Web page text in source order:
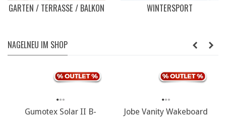
GARTEN / TERRASSE / BALKON WINTERSPORT
NAGELNEU IM SHOP
NEU
Jobe Vanity Wakeboard